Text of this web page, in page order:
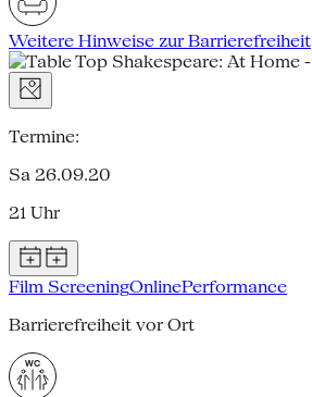
Weitere Hinweise zur Barrierefreiheit
Termine:
Sa 26.09.20
21 Uhr
Film ScreeningOnlinePerformance
Barrierefreiheit vor Ort